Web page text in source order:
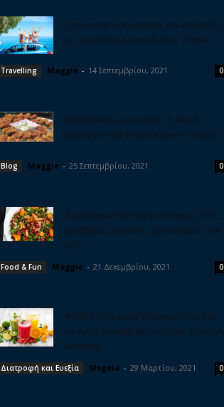
5 υπέροχοι προορισμοί για διακοπές
με αυτοκίνητο κοντά στην Αθήνα
Travelling Maggie - 14 Σεπτεμβρίου, 2021 0
Μπιφτέκια λαχανικών, η θεϊκή
γεύση που θα ξετρελλάνει τα παιδιά
Blog Maggie - 25 Σεπτεμβρίου, 2021 0
Χριστουγεννιάτικη σαλάτα με ρόδι,
γραβιέρα, καρύδια, μπαλσάμικο και
μέλι
Food & Fun Maggie - 21 Δεκεμβρίου, 2021 0
Φτιάξε σπιτικούς ηλεκτρολύτες για
να έχεις δύναμη & ενέργεια. Εύκολη
συνταγή
Διατροφή και Ευεξία Megeia - 29 Μαρτίου, 2021 0